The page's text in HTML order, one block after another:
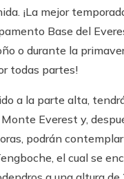
¡La mejor
Base del
o durante la
todas partes!
a la parte alta,
Everest y,
podrán
el cual se